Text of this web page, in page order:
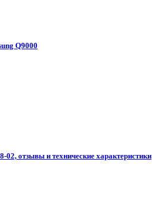
Q9000
отзывы и технические характеристики